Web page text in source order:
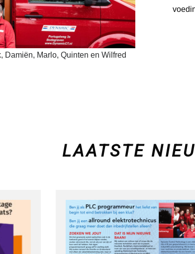
Damiën, Marlo, Quinten en Wilfred
LAATSTE